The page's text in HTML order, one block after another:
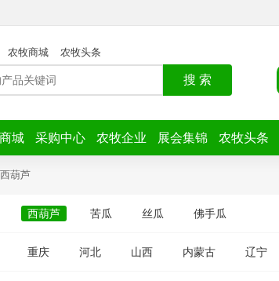
农牧商城 农牧头条
搜 索
城 采购中心 农牧企业 展会集锦 农牧头条
西葫芦
西葫芦 苦瓜 丝瓜 佛手瓜
重庆 河北 山西 内蒙古 辽宁